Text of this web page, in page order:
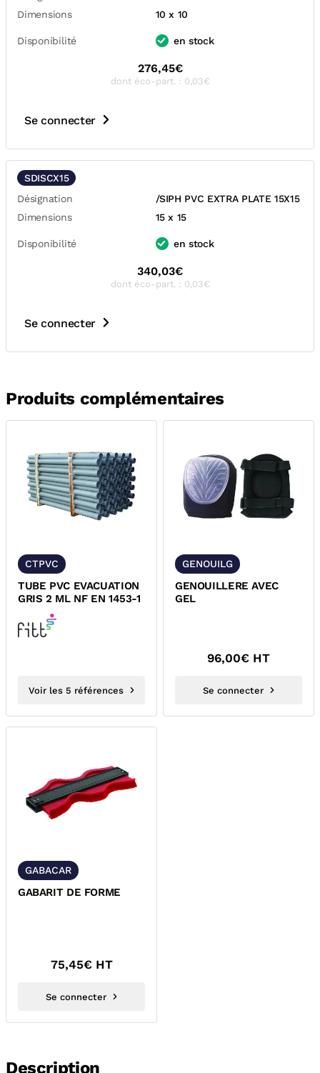
Dimensions
10 x 10
Disponibilité en stock
276,45€
dont éco-part. : 0,03€
Se connecter
SDISCX15
Désignation
/SIPH PVC EXTRA PLATE 15X15
Dimensions
15 x 15
Disponibilité en stock
340,03€
dont éco-part. : 0,03€
Se connecter
Produits complémentaires
CTPVC
TUBE PVC EVACUATION
GRIS 2 ML NF EN 1453-1
Voir les 5 références
GENOUILG
GENOUILLERE AVEC
GEL
96,00€ HT
Se connecter
GABACAR
GABARIT DE FORME
75,45€ HT
Se connecter
Description